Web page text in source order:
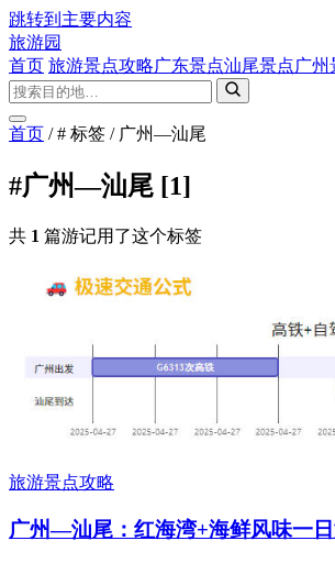
跳转到主要内容
旅游园
首页 旅游景点攻略广东景点汕尾景点广州
首页 / # 标签 / 广州—汕尾
#广州—汕尾 [1]
共 1 篇游记用了这个标签
旅游景点攻略
广州—汕尾：红海湾+海鲜风味一